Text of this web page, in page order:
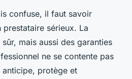
confuse, il faut savoir
prestataire sérieux. La
mais aussi des garanties
ne se contente pas
anticipe, protège et